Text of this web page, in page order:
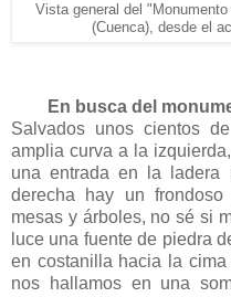
Vista general del
(Cuenca), desde el
En busca del
Salvados unos cientos
amplia curva a la
una entrada en la ladera
derecha hay un
mesas y árboles, no sé si
luce una fuente de piedra
en costanilla hacia la
nos hallamos en una